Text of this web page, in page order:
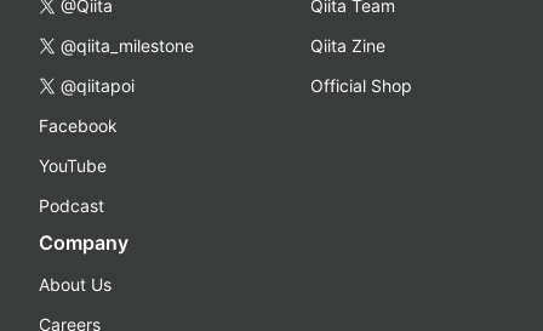
@Qiita
@qiita_milestone
@qiitapoi
Facebook
YouTube
Podcast
Qiita Team
Qiita Zine
Official Shop
Company
About Us
Careers